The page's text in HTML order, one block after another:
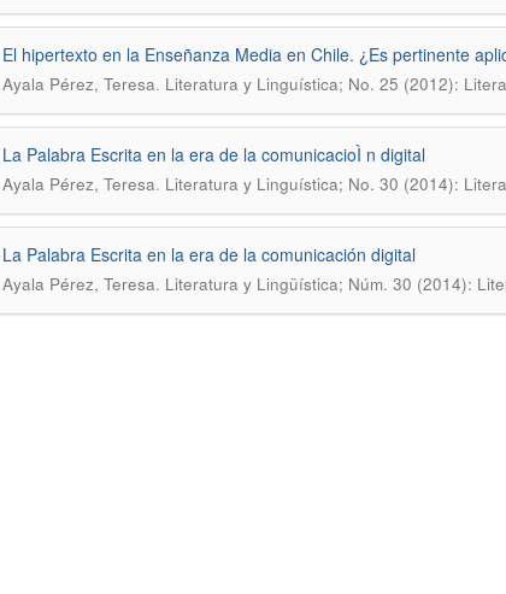
El hipertexto en la Enseñanza Media en Chile. ¿Es pertinente
Ayala Pérez, Teresa. Literatura y Linguí­stica; No. 25 (2012):
La Palabra Escrita en la era de la comunicacioÌ n digital
Ayala Pérez, Teresa. Literatura y Linguí­stica; No. 30 (2014):
La Palabra Escrita en la era de la comunicación digital
Ayala Pérez, Teresa. Literatura y Lingüística; Núm. 30 (2014):